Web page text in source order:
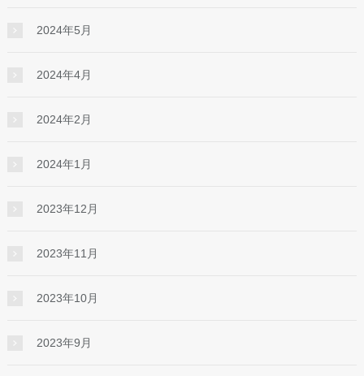
2024年5月
2024年4月
2024年2月
2024年1月
2023年12月
2023年11月
2023年10月
2023年9月